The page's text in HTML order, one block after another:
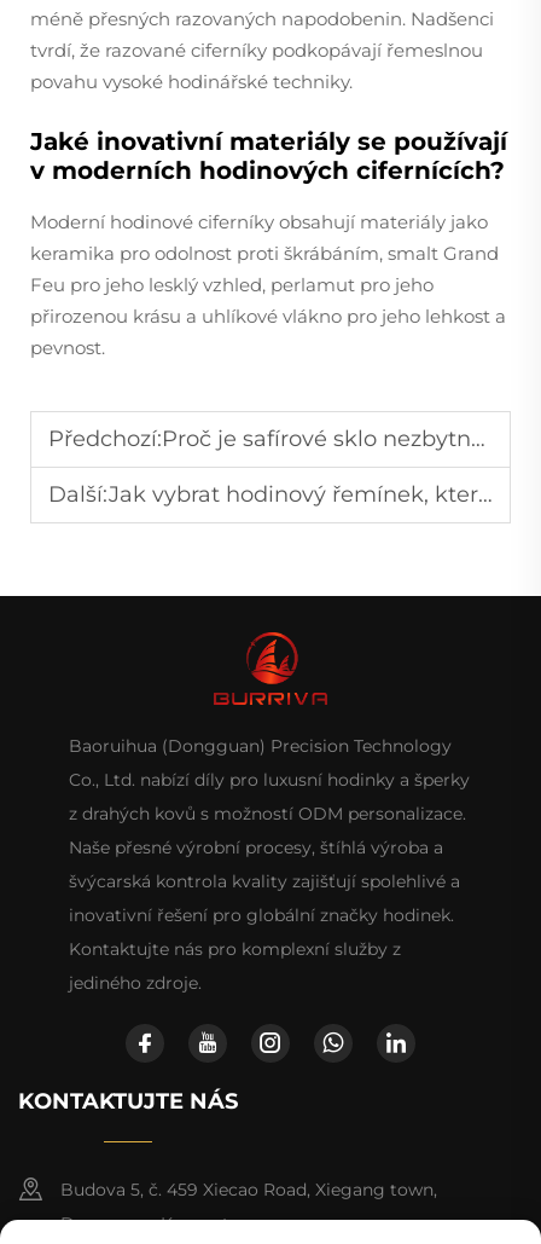
méně přesných razovaných napodobenin. Nadšenci
tvrdí, že razované ciferníky podkopávají řemeslnou
povahu vysoké hodinářské techniky.
Jaké inovativní materiály se používají
v moderních hodinových cifernících?
Moderní hodinové ciferníky obsahují materiály jako
keramika pro odolnost proti škrábáním, smalt Grand
Feu pro jeho lesklý vzhled, perlamut pro jeho
přirozenou krásu a uhlíkové vlákno pro jeho lehkost a
pevnost.
Předchozí:Proč je safírové sklo nezbytností pro luxusní hodinky?
Další:Jak vybrat hodinový řemínek, který ladí s různými styly?
Baoruihua (Dongguan) Precision Technology
Co., Ltd. nabízí díly pro luxusní hodinky a šperky
z drahých kovů s možností ODM personalizace.
Naše přesné výrobní procesy, štíhlá výroba a
švýcarská kontrola kvality zajišťují spolehlivé a
inovativní řešení pro globální značky hodinek.
Kontaktujte nás pro komplexní služby z
jediného zdroje.
KONTAKTUJTE NÁS
Budova 5, č. 459 Xiecao Road, Xiegang town,
Dongguan, Kuang-tung